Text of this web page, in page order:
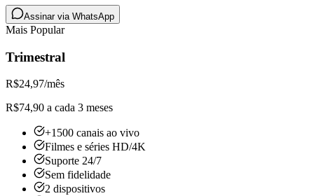
Assinar via WhatsApp
Mais Popular
Trimestral
R$24,97/mês
R$74,90 a cada 3 meses
+1500 canais ao vivo
Filmes e séries HD/4K
Suporte 24/7
Sem fidelidade
2 dispositivos